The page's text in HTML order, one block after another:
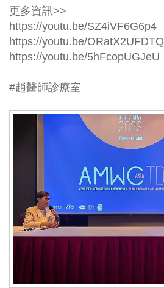
更多資訊>>
https://youtu.be/SZ4iVF6G6p4
https://youtu.be/ORatX2UFDTQ
https://youtu.be/5hFcopUGJeU
#趙醫師診療室